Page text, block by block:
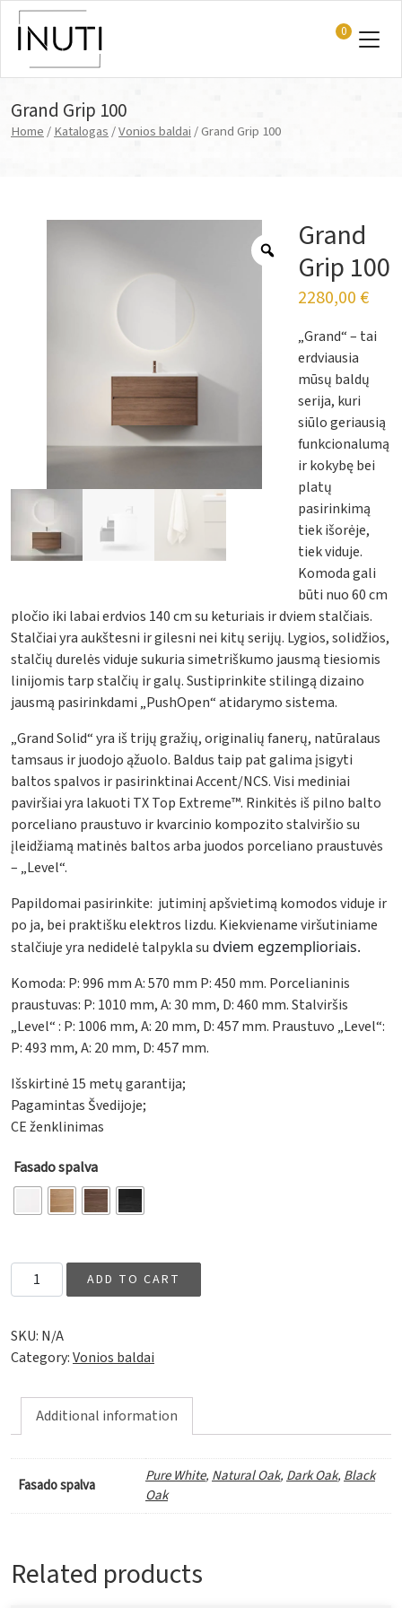
Main Navigation
0
Grand Grip 100
Home/Katalogas/Vonios baldai/ Grand Grip 100
Grand
Grip 100
2280,00€
„Grand“ – tai
erdviausia
mūsų baldų
serija, kuri
siūlo geriausią
funkcionalumą
ir kokybę bei
platų
pasirinkimą
tiek išorėje,
tiek viduje.
Komoda gali
būti nuo 60 cm
pločio iki labai erdvios 140 cm su keturiais ir dviem stalčiais.
Stalčiai yra aukštesni ir gilesni nei kitų serijų. Lygios, solidžios,
stalčių durelės viduje sukuria simetriškumo jausmą tiesiomis
linijomis tarp stalčių ir galų. Sustiprinkite stilingą dizaino
jausmą pasirinkdami „PushOpen“ atidarymo sistema.
„Grand Solid“ yra iš trijų gražių, originalių fanerų, natūralaus
tamsaus ir juodojo ąžuolo. Baldus taip pat galima įsigyti
baltos spalvos ir pasirinktinai Accent/NCS. Visi mediniai
paviršiai yra lakuoti TX Top Extreme™. Rinkitės iš pilno balto
porceliano praustuvo ir kvarcinio kompozito stalviršio su
įleidžiamą matinės baltos arba juodos porceliano praustuvės
– „Level“.
Papildomai pasirinkite: jutiminį apšvietimą komodos viduje ir
po ja, bei praktišku elektros lizdu. Kiekviename viršutiniame
stalčiuje yra nedidelė talpykla su dviem egzemplioriais.
Komoda: P: 996 mm A: 570 mm P: 450 mm. Porcelianinis
praustuvas: P: 1010 mm, A: 30 mm, D: 460 mm. Stalviršis
„Level“ : P: 1006 mm, A: 20 mm, D: 457 mm. Praustuvo „Level“:
P: 493 mm, A: 20 mm, D: 457 mm.
Išskirtinė 15 metų garantija;
Pagamintas Švedijoje;
CE ženklinimas
Fasado spalva
Grand Grip 100 quantity
ADD TO CART
SKU: N/A
Category:Vonios baldai
Additional information
Fasado spalva
Pure White, Natural Oak, Dark Oak, Black
Oak
Related products